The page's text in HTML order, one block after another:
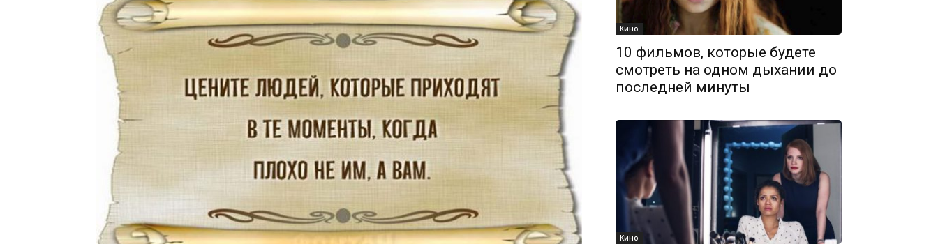
Кино
10 фильмов, которые будете
смотреть на одном дыхании до
последней минуты
Кино